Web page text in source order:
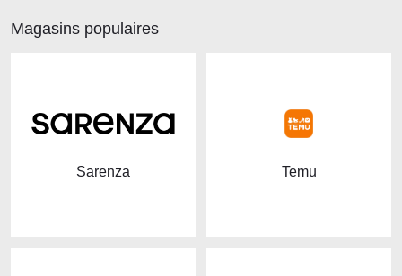
Magasins populaires
Sarenza Temu